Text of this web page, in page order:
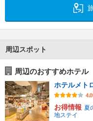
周辺スポット
周辺のおすすめホテル
ホテルメト
お得情報 夏
地ステイ